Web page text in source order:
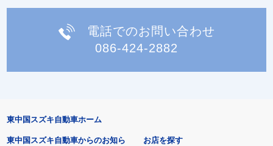
電話でのお問い合わせ
086-424-2882
東中国スズキ自動車ホーム
東中国スズキ自動車からのお知ら
お店を探す